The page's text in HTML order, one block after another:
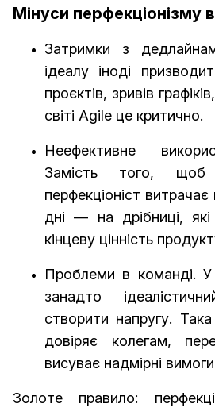
Мінуси перфекціонізму
Затримки з
ідеалу іноді
проєктів, зривів
світі Agile це критично.
Неефективне
Замість того, щоб
перфекціоніст
дні — на дрібниці,
кінцеву цінність
Проблеми в команді. У
занадто
створити напругу.
довіряє колегам,
висуває надмірні
Золоте правило: